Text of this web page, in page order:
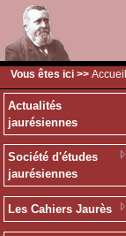
Vous êtes ici >> Accueil
Actualités
jaurésiennes
Société d'études
jaurésiennes
Les Cahiers Jaurès